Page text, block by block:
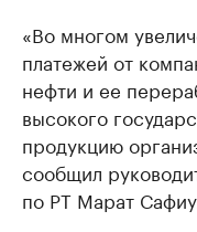
«Во многом
платежей от
нефти и ее
высокого
продукцию
сообщил
по РТ Марат